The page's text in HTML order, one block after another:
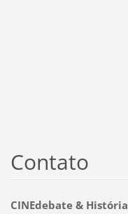
Contato
CINEdebate & História